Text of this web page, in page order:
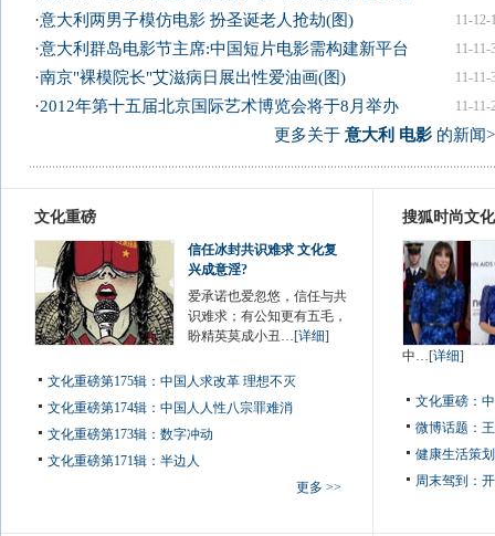
11-12-
·意大利两男子模仿电影 扮圣诞老人抢劫(图)
11-11-
·意大利群岛电影节主席:中国短片电影需构建新平台
11-11-
·南京"裸模院长"艾滋病日展出性爱油画(图)
11-11-
·2012年第十五届北京国际艺术博览会将于8月举办
更多关于 意大利 电影的新闻
文化重磅
信任冰封共识难求 文化复
兴成意淫?
爱承诺也爱忽悠，信任与共
识难求；有公知更有五毛，
盼精英莫成小丑…[详细]
文化重磅第175辑：中国人求改革 理想不灭
文化重磅第174辑：中国人人性八宗罪难消
文化重磅第173辑：数字冲动
文化重磅第171辑：半边人
更多 >>
搜狐时尚文
中…[详细]
文化重磅：
微博话题：
健康生活策
周末驾到：